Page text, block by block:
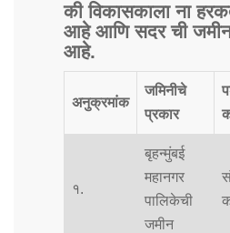
की विकासकाला ना
आहे आणि सदर ची जमीन
आहे.
अनुक्रमांक
जमिनीचे
प्रकार
१.
बृहन्मुंबई
महानगर
पालिकेची
जमीन